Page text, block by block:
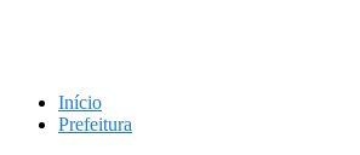
Início
Prefeitura